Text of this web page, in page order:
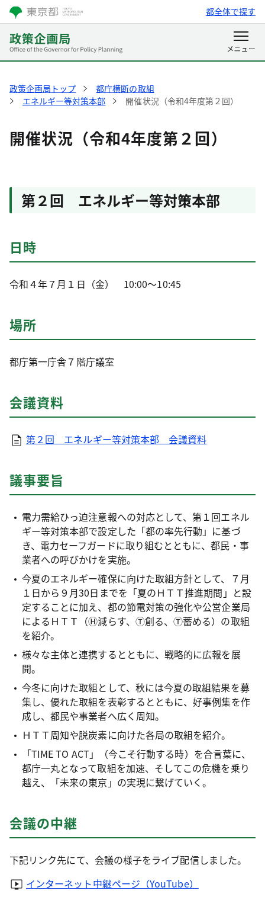
都全体で探す
政策企画局トップ
都庁横断の取組
エネルギー等対策本部
開催状況（令和4年度第２回）
開催状況（令和4年度第２回）
第２回 エネルギー等対策本部
日時
令和４年７月１日（金） 10:00～10:45
場所
都庁第一庁舎７階庁議室
会議資料
第２回 エネルギー等対策本部 会議資料
議事要旨
電力需給ひっ迫注意報への対応として、第１回エネル
ギー等対策本部で設定した「都の率先行動」に基づ
き、電力セーフガードに取り組むとともに、都民・事
業者への呼びかけを実施。
今夏のエネルギー確保に向けた取組方針として、７月
１日から９月30日までを「夏のＨＴＴ推進期間」と設
定することに加え、都の節電対策の強化や公営企業局
によるＨＴＴ（Ⓗ減らす、Ⓣ創る、Ⓣ蓄める）の取組
を紹介。
様々な主体と連携するとともに、戦略的に広報を展
開。
今冬に向けた取組として、秋には今夏の取組結果を募
集し、優れた取組を表彰するとともに、好事例集を作
成し、都民や事業者へ広く周知。
ＨＴＴ周知や脱炭素に向けた各局の取組を紹介。
「TIME TO ACT」（今こそ行動する時）を合言葉に、
都庁一丸となって取組を加速、そしてこの危機を乗り
越え、「未来の東京」の実現に繋げていく。
会議の中継
下記リンク先にて、会議の様子をライブ配信しました。
インターネット中継ページ（YouTube）